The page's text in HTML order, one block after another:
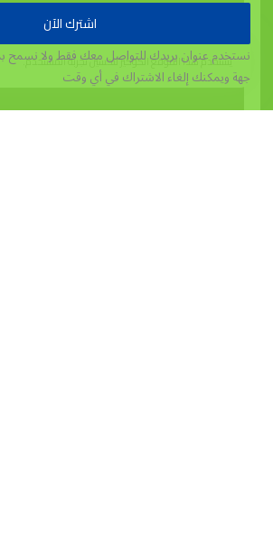
يستخدم هذا الموقع الكوكيز لتحسين تجربة المستخدم.
اشترك الآن
نستخدم عنوان بريدك للتواصل معك فقط ولا نسمح
جهةويمكنك إلغاء الاشتراك في أي وقت